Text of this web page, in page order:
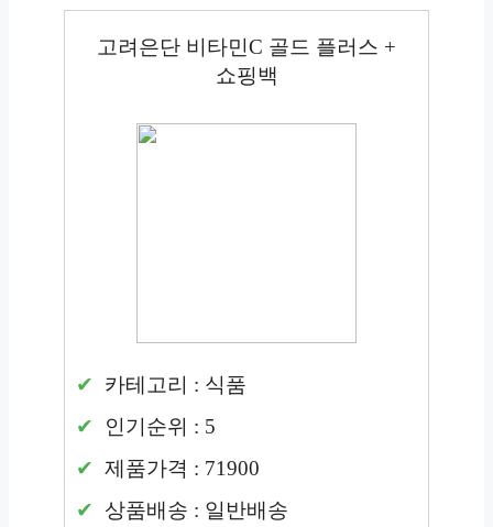
고려은단 비타민C 골드 플러스 +
쇼핑백
카테고리 : 식품
인기순위 : 5
제품가격 : 71900
상품배송 : 일반배송